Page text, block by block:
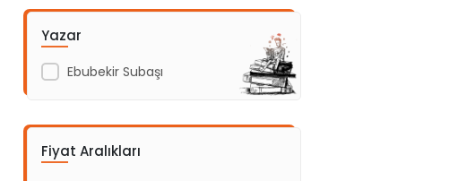
Acil Yayınları
Açı Yayınları
Adeda Yayınları
Yazar
Ebubekir Subaşı
Fiyat Aralıkları